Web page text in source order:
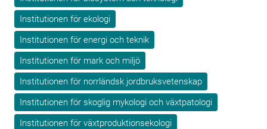
Institutionen för ekologi
Institutionen för energi och teknik
Institutionen för mark och miljö
Institutionen för norrländsk jordbruksvetenskap
Institutionen för skoglig mykologi och växtpatologi
Institutionen för växtproduktionsekologi